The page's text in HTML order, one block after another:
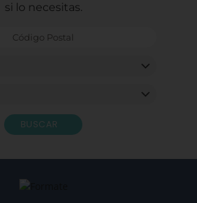
si lo necesitas.
BUSCAR